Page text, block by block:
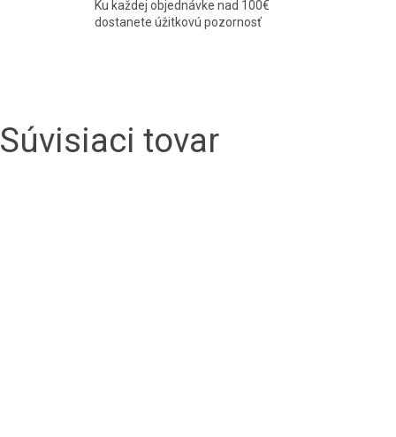
Ku každej objednávke nad 100€
dostanete úžitkovú pozornosť
Súvisiaci tovar